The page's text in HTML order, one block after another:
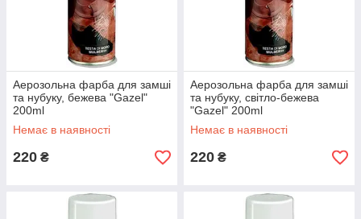
Аерозольна фарба для замші
та нубуку, бежева "Gazel"
200ml
Немає в наявності
220 ₴
Аерозольна фарба для замші
та нубуку, світло-бежева
"Gazel" 200ml
Немає в наявності
220 ₴